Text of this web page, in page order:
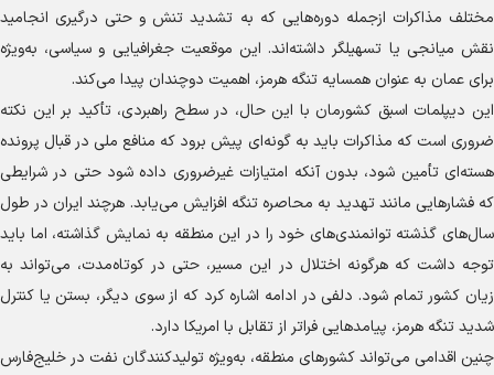
مختلف مذاکرات ازجمله دوره‌هایی که به تشدید تنش و حتی درگیری انجامید
نقش میانجی یا تسهیلگر داشته‌اند. این موقعیت جغرافیایی و سیاسی، به‌ویژه
برای عمان به عنوان همسایه تنگه هرمز، اهمیت دوچندان پیدا می‌کند.
این دیپلمات اسبق کشورمان با این حال، در سطح راهبردی، تأکید بر این نکته
ضروری است که مذاکرات باید به گونه‌ای پیش برود که منافع ملی در قبال پرونده
هسته‌ای تأمین شود، بدون آنکه امتیازات غیرضروری داده شود حتی در شرایطی
که فشار‌هایی مانند تهدید به محاصره تنگه افزایش می‌یابد. هرچند ایران در طول
سال‌های گذشته توانمندی‌های خود را در این منطقه به نمایش گذاشته، اما باید
توجه داشت که هرگونه اختلال در این مسیر، حتی در کوتاه‌مدت، می‌تواند به
زیان کشور تمام شود. دلفی در ادامه اشاره کرد که از سوی دیگر، بستن یا کنترل
شدید تنگه هرمز، پیامد‌هایی فراتر از تقابل با امریکا دارد.
چنین اقدامی می‌تواند کشور‌های منطقه، به‌ویژه تولیدکنندگان نفت در خلیج‌فارس